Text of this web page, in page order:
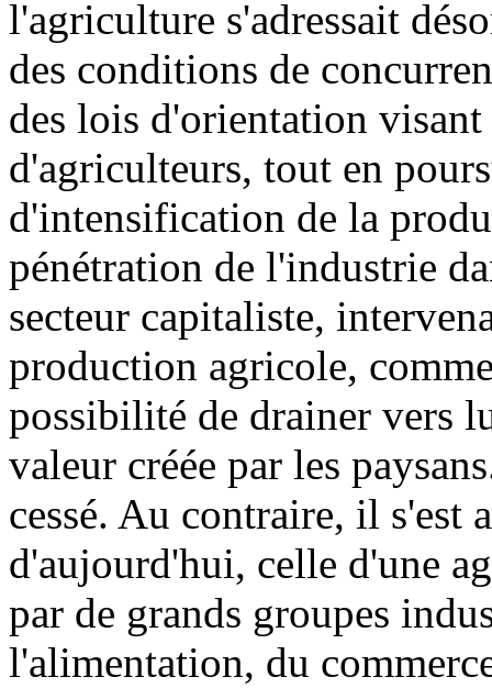
l'agriculture s'adressait
des conditions de
des lois d'orientation visant
d'agriculteurs, tout en
d'intensification de la
pénétration de l'industrie
secteur capitaliste,
production agricole,
possibilité de drainer vers
valeur créée par les
cessé. Au contraire, il s'est
d'aujourd'hui, celle d'une
par de grands groupes
l'alimentation, du